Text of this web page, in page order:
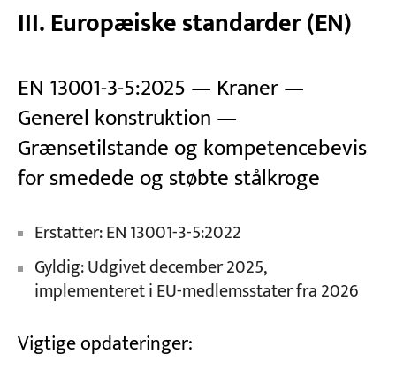
III. Europæiske standarder (EN)
EN 13001-3-5:2025 — Kraner —
Generel konstruktion —
Grænsetilstande og kompetencebevis
for smedede og støbte stålkroge
Erstatter: EN 13001-3-5:2022
Gyldig: Udgivet december 2025,
implementeret i EU-medlemsstater fra 2026
Vigtige opdateringer: